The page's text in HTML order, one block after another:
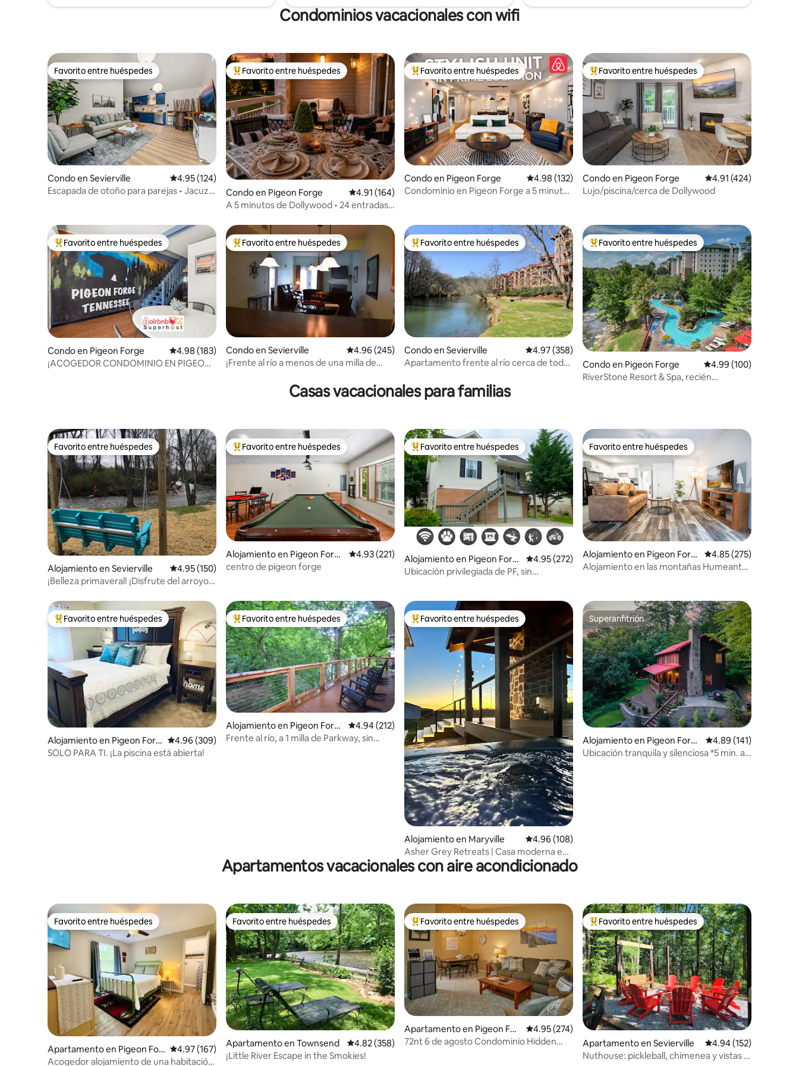
Condominios vacacionales con wifi
Favorito entre huéspedes
Favorito entre huéspedes
Condo en Sevierville Calificación promedio: 4.95 de 5, 124 reseñas
4.95 (124)
Escapada de otoño para parejas • Jacuzzi
Favorito entre huéspedes preferido
Favorito entre huéspedes
Condo en Pigeon Forge Calificación promedio: 4.91 de 5, 164 reseñas
4.91 (164)
A 5 minutos de Dollywood • 24 entradas
Favorito entre huéspedes preferido
Favorito entre huéspedes
Condo en Pigeon Forge Calificación promedio: 4.98 de 5, 132 reseñas
4.98 (132)
Condominio en Pigeon Forge a 5 minutos
Favorito entre huéspedes preferido
Favorito entre huéspedes
Condo en Pigeon Forge Calificación promedio:
4.91 (424)
Lujo/piscina/cerca de Dollywood
Favorito entre huéspedes preferido
Favorito entre huéspedes
Condo en Pigeon Forge Calificación promedio: 4.98 de 5, 183 reseñas
4.98 (183)
¡ACOGEDOR CONDOMINIO EN PIGEON
Favorito entre huéspedes preferido
Favorito entre huéspedes
Condo en Sevierville Calificación promedio: 4.96 de 5, 245 reseñas
4.96 (245)
¡Frente al río a menos de una milla de
Favorito entre huéspedes preferido
Favorito entre huéspedes
Condo en Sevierville Calificación promedio: 4.97 de 5, 358 reseñas
4.97 (358)
Apartamento frente al río cerca de todos
Favorito entre huéspedes preferido
Favorito entre huéspedes
Condo en Pigeon Forge Calificación promedio:
4.99 (100)
RiverStone Resort & Spa, recién
Casas vacacionales para familias
Favorito entre huéspedes
Favorito entre huéspedes
Alojamiento en Sevierville Calificación promedio: 4.95 de 5, 150 reseñas
4.95 (150)
¡Belleza primaveral! ¡Disfrute del arroyo y
Favorito entre huéspedes preferido
Favorito entre huéspedes
Alojamiento en Pigeon Forg
e
Calificación promedio: 4.93 de 5, 221 reseñas
4.93 (221)
centro de pigeon forge
Favorito entre huéspedes preferido
Favorito entre huéspedes
Alojamiento en Pigeon Forg
e
Calificación promedio: 4.95 de 5, 272 reseñas
4.95 (272)
Ubicación privilegiada de PF, sin
Favorito entre huéspedes
Favorito entre huéspedes
Alojamiento en Pigeon Forg
e
Calificación promedio:
4.85 (275)
Alojamiento en las montañas Humeantes
Favorito entre huéspedes preferido
Favorito entre huéspedes
Alojamiento en Pigeon Forg
e
Calificación promedio: 4.96 de 5, 309 reseñas
4.96 (309)
SOLO PARA TI. ¡La piscina está abierta!
Favorito entre huéspedes preferido
Favorito entre huéspedes
Alojamiento en Pigeon Forg
e
Calificación promedio: 4.94 de 5, 212 reseñas
4.94 (212)
Frente al río, a 1 milla de Parkway, sin
Favorito entre huéspedes preferido
Favorito entre huéspedes
Alojamiento en Maryville Calificación promedio: 4.96 de 5, 108 reseñas
4.96 (108)
Asher Grey Retreats | Casa moderna en
las Smokies
Superanfitrión
Superanfitrión
Alojamiento en Pigeon Forg
e
Calificación promedio:
4.89 (141)
Ubicación tranquila y silenciosa *5 min. a
Apartamentos vacacionales con aire acondicionado
Favorito entre huéspedes
Favorito entre huéspedes
Apartamento en Pigeon For
ge
Calificación promedio: 4.97 de 5, 167 reseñas
4.97 (167)
Acogedor alojamiento de una habitación
Favorito entre huéspedes
Favorito entre huéspedes
Apartamento en Townsend Calificación promedio: 4.82 de 5, 358 reseñas
4.82 (358)
¡Little River Escape in the Smokies!
Favorito entre huéspedes preferido
Favorito entre huéspedes
Apartamento en Pigeon For
ge
Calificación promedio: 4.95 de 5, 274 reseñas
4.95 (274)
72nt 6 de agosto Condominio Hidden
Favorito entre huéspedes preferido
Favorito entre huéspedes
Apartamento en Sevierville Calificación promedio:
4.94 (152)
Nuthouse: pickleball, chimenea y vistas a